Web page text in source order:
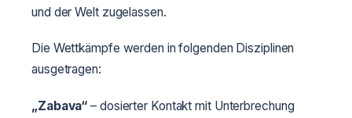
und der Welt zugelassen.
Die Wettkämpfe werden in folgenden Disziplinen
ausgetragen:
„Zabava“ – dosierter Kontakt mit Unterbrechung